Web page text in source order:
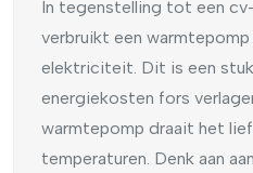
In tegenstelling tot een
verbruikt een
elektriciteit. Dit is een stuk
energiekosten fors
warmtepomp draait het
temperaturen. Denk aan